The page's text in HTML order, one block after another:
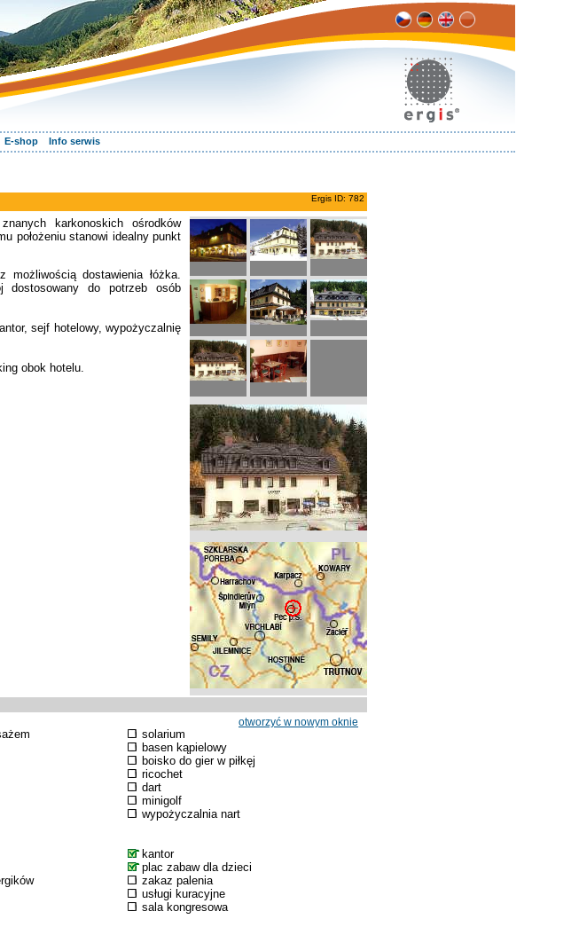
E-shop Info serwis
Ergis ID: 782
karkonoskich ośrodków
położeniu stanowi idealny punkt
możliwością dostawienia łóżka.
do potrzeb osób
sejf hotelowy, wypożyczalnię
obok hotelu.
otworzyć w nowym oknie
solarium
basen kąpielowy
boisko do gier w piłkęj
ricochet
dart
minigolf
wypożyczalnia nart
kantor
plac zabaw dla dzieci
zakaz palenia
usługi kuracyjne
sala kongresowa